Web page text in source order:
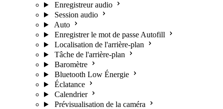
Enregistreur audio
Session audio
Auto
Enregistrer le mot de passe Autofill
Localisation de l'arrière-plan
Tâche de l'arrière-plan
Baromètre
Bluetooth Low Énergie
Éclatance
Calendrier
Prévisualisation de la caméra